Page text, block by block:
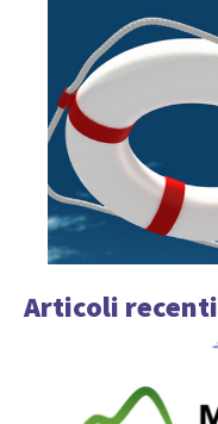
Articoli recenti